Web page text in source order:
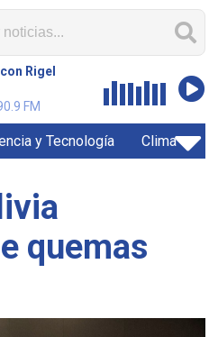
Rigel
FM
y Tecnología Clima
quemas